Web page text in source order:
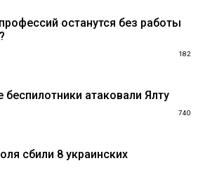
останутся без работы
182
атаковали Ялту
740
сбили 8 украинских